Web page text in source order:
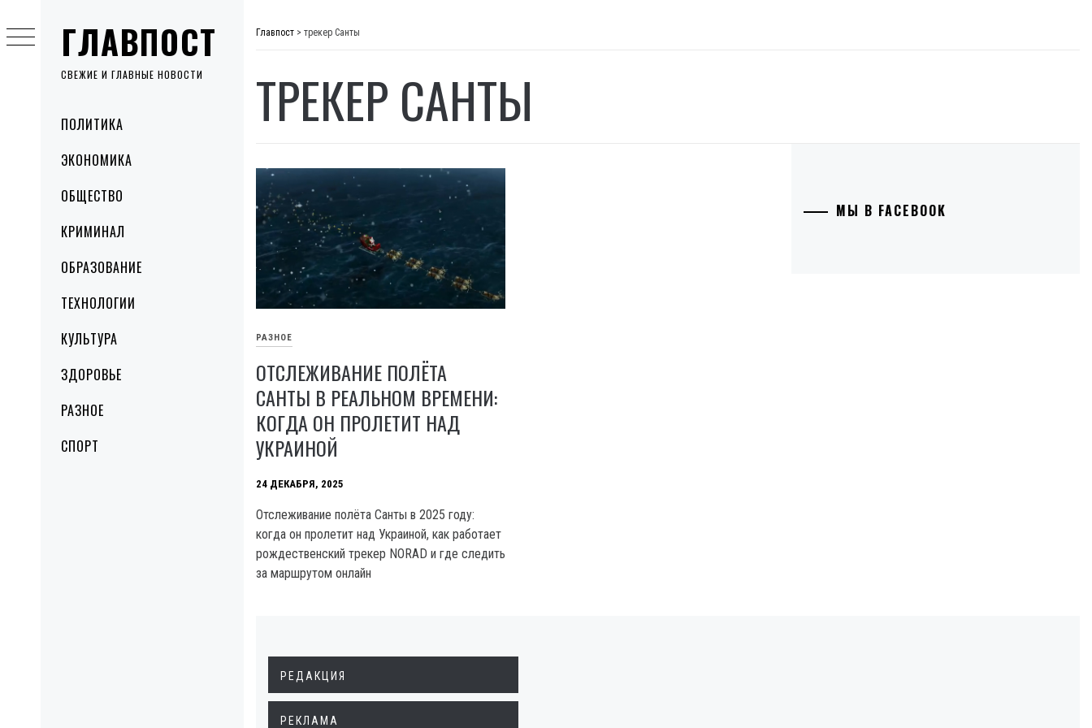
ГЛАВПОСТ
СВЕЖИЕ И ГЛАВНЫЕ НОВОСТИ
MenuПОЛИТИКА
ЭКОНОМИКА
ОБЩЕСТВО
КРИМИНАЛ
ОБРАЗОВАНИЕ
ТЕХНОЛОГИИ
КУЛЬТУРА
ЗДОРОВЬЕ
РАЗНОЕ
СПОРТ
to
content
Главпост > трекер Санты
ТРЕКЕР САНТЫ
РАЗНОЕ
ОТСЛЕЖИВАНИЕ ПОЛЁТА
САНТЫ В РЕАЛЬНОМ ВРЕМЕНИ:
КОГДА ОН ПРОЛЕТИТ НАД
УКРАИНОЙ
24 ДЕКАБРЯ, 2025
Отслеживание полёта Санты в 2025 году:
когда он пролетит над Украиной, как работает
рождественский трекер NORAD и где следить
за маршрутом онлайн
МЫ В FACEBOOK
РЕДАКЦИЯ
РЕКЛАМА